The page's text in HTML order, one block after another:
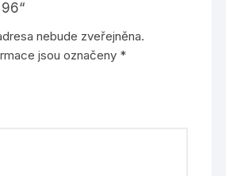
nebude zveřejněna.
jsou označeny *